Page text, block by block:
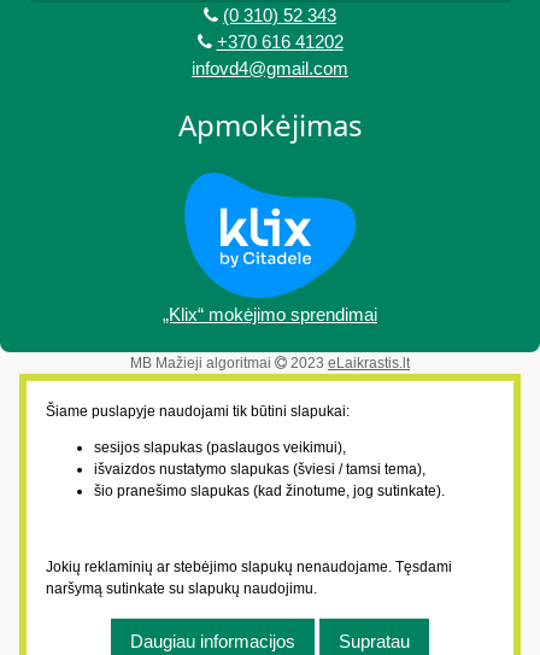
(0 310) 52 343
+370 616 41202
infovd4@gmail.com
Apmokėjimas
„Klix“ mokėjimo sprendimai
MB Mažieji algoritmai 2023 eLaikrastis.lt
Šiame puslapyje naudojami tik būtini slapukai:
sesijos slapukas (paslaugos veikimui),
išvaizdos nustatymo slapukas (šviesi / tamsi tema),
šio pranešimo slapukas (kad žinotume, jog sutinkate).
Jokių reklaminių ar stebėjimo slapukų nenaudojame. Tęsdami
naršymą sutinkate su slapukų naudojimu.
Daugiau informacijos Supratau